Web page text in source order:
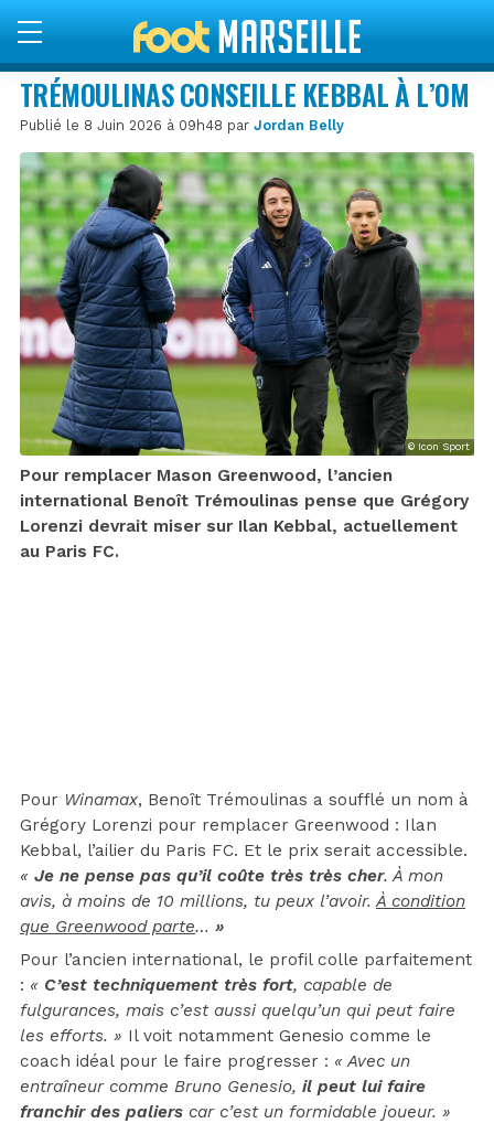
TRÉMOULINAS CONSEILLE KEBBAL À L’OM
Publié le 8 Juin 2026 à 09h48 par Jordan Belly
© Icon Sport
Pour remplacer Mason Greenwood, l’ancien
international Benoît Trémoulinas pense que Grégory
Lorenzi devrait miser sur Ilan Kebbal, actuellement
au Paris FC.
Pour Winamax, Benoît Trémoulinas a soufflé un nom à
Grégory Lorenzi pour remplacer Greenwood : Ilan
Kebbal, l’ailier du Paris FC. Et le prix serait accessible.
« Je ne pense pas qu’il coûte très très cher. À mon
avis, à moins de 10 millions, tu peux l’avoir. À condition
que Greenwood parte… »
Pour l’ancien international, le profil colle parfaitement
: « C’est techniquement très fort, capable de
fulgurances, mais c’est aussi quelqu’un qui peut faire
les efforts. » Il voit notamment Genesio comme le
coach idéal pour le faire progresser : « Avec un
entraîneur comme Bruno Genesio, il peut lui faire
franchir des paliers car c’est un formidable joueur. »